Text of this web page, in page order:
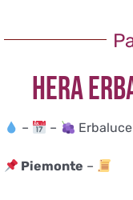
Corsi
Regala
HERA
– – Erbaluce
Piemonte –